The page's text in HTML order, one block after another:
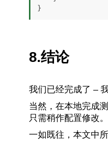
8.结论
我们已经完成了 –
当然，在本地完成
只需稍作配置修改。
一如既往，本文中